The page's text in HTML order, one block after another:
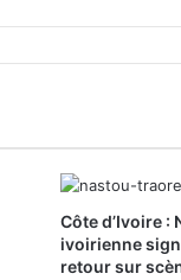
Côte d’Ivoire :
ivoirienne
retour sur